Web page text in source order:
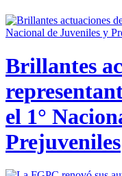
Brillantes
el 1°
Prejuveniles